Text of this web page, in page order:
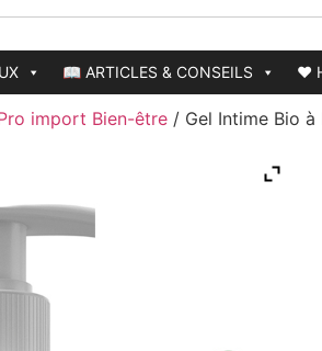
📖 ARTICLES & CONSEILS ❤️
import Bien-être / Gel Intime Bio à